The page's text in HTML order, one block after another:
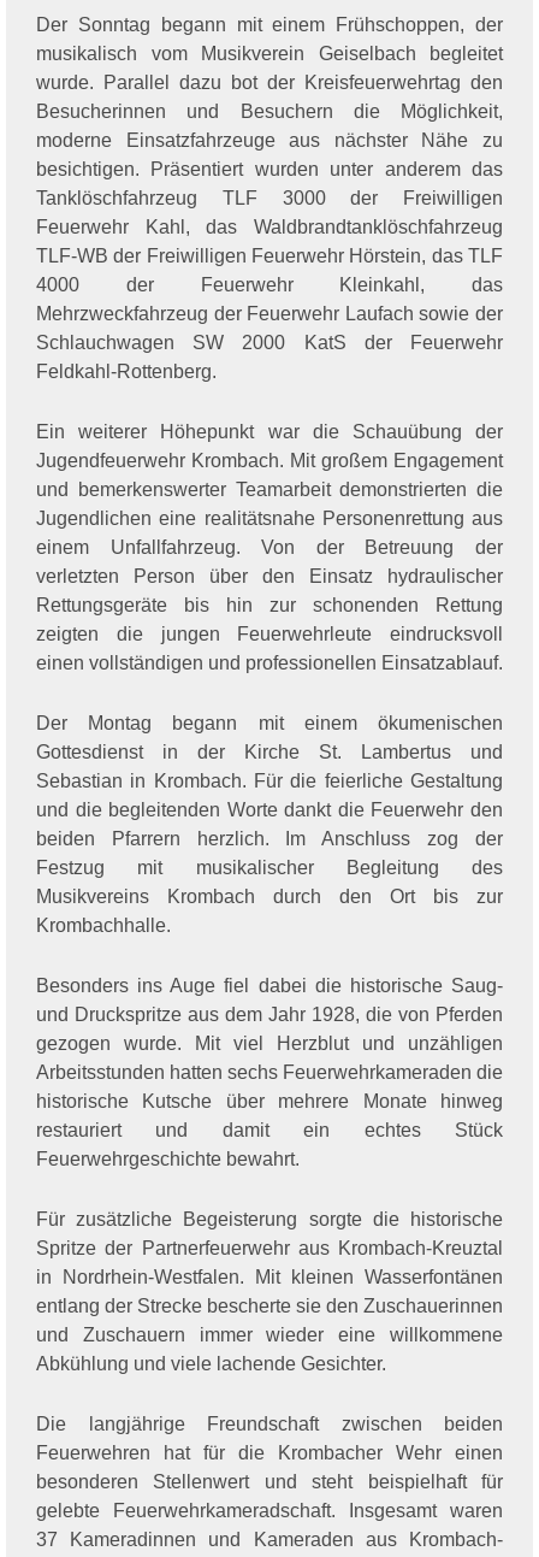
Der Sonntag begann mit einem Frühschoppen, der
musikalisch vom Musikverein Geiselbach begleitet
wurde. Parallel dazu bot der Kreisfeuerwehrtag den
Besucherinnen und Besuchern die Möglichkeit,
moderne Einsatzfahrzeuge aus nächster Nähe zu
besichtigen. Präsentiert wurden unter anderem das
Tanklöschfahrzeug TLF 3000 der Freiwilligen
Feuerwehr Kahl, das Waldbrandtanklöschfahrzeug
TLF-WB der Freiwilligen Feuerwehr Hörstein, das TLF
4000 der Feuerwehr Kleinkahl, das
Mehrzweckfahrzeug der Feuerwehr Laufach sowie der
Schlauchwagen SW 2000 KatS der Feuerwehr
Feldkahl-Rottenberg.
Ein weiterer Höhepunkt war die Schauübung der
Jugendfeuerwehr Krombach. Mit großem Engagement
und bemerkenswerter Teamarbeit demonstrierten die
Jugendlichen eine realitätsnahe Personenrettung aus
einem Unfallfahrzeug. Von der Betreuung der
verletzten Person über den Einsatz hydraulischer
Rettungsgeräte bis hin zur schonenden Rettung
zeigten die jungen Feuerwehrleute eindrucksvoll
einen vollständigen und professionellen Einsatzablauf.
Der Montag begann mit einem ökumenischen
Gottesdienst in der Kirche St. Lambertus und
Sebastian in Krombach. Für die feierliche Gestaltung
und die begleitenden Worte dankt die Feuerwehr den
beiden Pfarrern herzlich. Im Anschluss zog der
Festzug mit musikalischer Begleitung des
Musikvereins Krombach durch den Ort bis zur
Krombachhalle.
Besonders ins Auge fiel dabei die historische Saug-
und Druckspritze aus dem Jahr 1928, die von Pferden
gezogen wurde. Mit viel Herzblut und unzähligen
Arbeitsstunden hatten sechs Feuerwehrkameraden die
historische Kutsche über mehrere Monate hinweg
restauriert und damit ein echtes Stück
Feuerwehrgeschichte bewahrt.
Für zusätzliche Begeisterung sorgte die historische
Spritze der Partnerfeuerwehr aus Krombach-Kreuztal
in Nordrhein-Westfalen. Mit kleinen Wasserfontänen
entlang der Strecke bescherte sie den Zuschauerinnen
und Zuschauern immer wieder eine willkommene
Abkühlung und viele lachende Gesichter.
Die langjährige Freundschaft zwischen beiden
Feuerwehren hat für die Krombacher Wehr einen
besonderen Stellenwert und steht beispielhaft für
gelebte Feuerwehrkameradschaft. Insgesamt waren
37 Kameradinnen und Kameraden aus Krombach-